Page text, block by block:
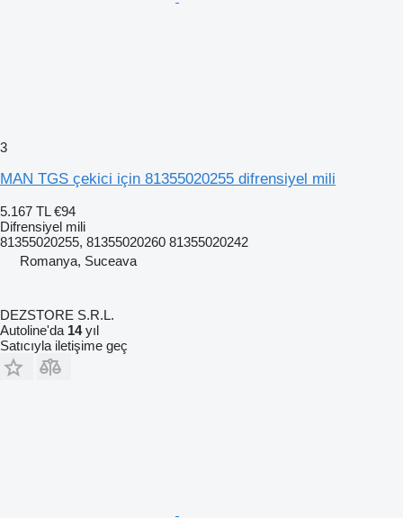
3
MAN TGS çekici için 81355020255 difrensiyel mili
5.167 TL €94
Difrensiyel mili
81355020255, 81355020260 81355020242
Romanya, Suceava
DEZSTORE S.R.L.
Autoline'da 14yıl
Satıcıyla iletişime geç